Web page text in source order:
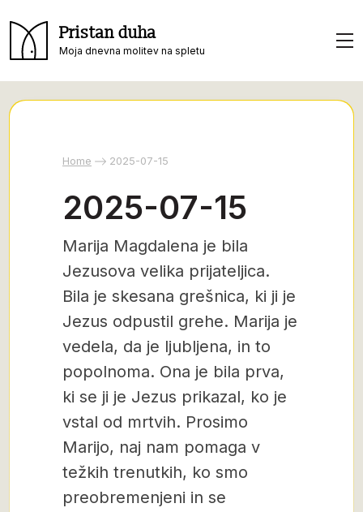
Pristan duha
Moja dnevna molitev na spletu
Home 2025-07-15
2025-07-15
Marija Magdalena je bila
Jezusova velika prijateljica.
Bila je skesana grešnica, ki ji je
Jezus odpustil grehe. Marija je
vedela, da je ljubljena, in to
popolnoma. Ona je bila prva,
ki se ji je Jezus prikazal, ko je
vstal od mrtvih. Prosimo
Marijo, naj nam pomaga v
težkih trenutkih, ko smo
preobremenjeni in se